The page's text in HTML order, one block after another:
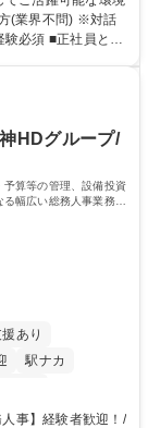
務紹介：ご応募前
career/circle/
(業界不問) ※対話
員とし
択肢があり、公募
ャーが浸透してい
HDグループ/
予算等の管理、設備投資
幅広い総務人事業務全
あり
駅ナカ
り